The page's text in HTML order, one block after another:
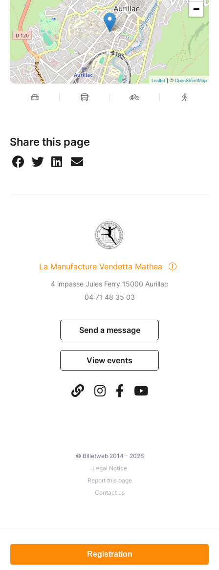
−
Leaflet | © OpenStreetMap
Share this page
La Manufacture Vendetta Mathea
4 impasse Jules Ferry 15000 Aurillac
04 71 48 35 03
Send a message
View events
© Billetweb 2014 - 2026
Legal Notice
Report this page
Contact us
Registration